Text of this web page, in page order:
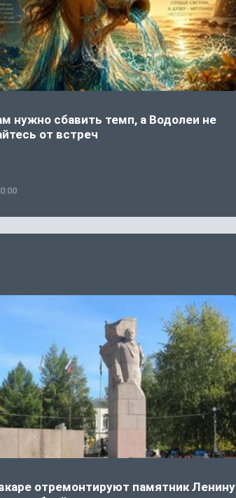
нужно сбавить темп, а Водолеи не
от встреч
отремонтируют памятник Ленину